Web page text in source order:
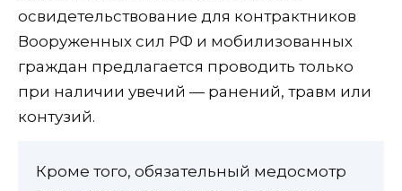
освидетельствование для контрактников
Вооруженных сил РФ и мобилизованных
граждан предлагается проводить только
при наличии увечий — ранений, травм или
контузий.
Кроме того, обязательный медосмотр